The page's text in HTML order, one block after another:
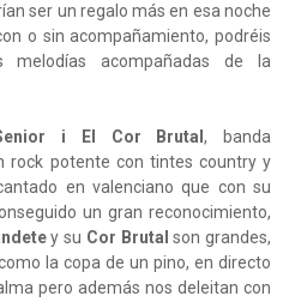
ser un regalo más en esa noche
o sin acompañamiento, podréis
melodías acompañadas de la
i El Cor Brutal, banda
rock potente con tintes country y
en valenciano que con su
un gran reconocimiento,
y su Cor Brutal son grandes,
la copa de un pino, en directo
pero además nos deleitan con